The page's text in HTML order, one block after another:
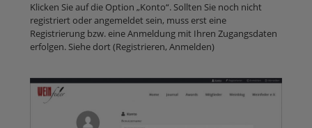
Klicken Sie auf die Option „Konto“. Sollten Sie noch nicht
registriert oder angemeldet sein, muss erst eine
Registrierung bzw. eine Anmeldung mit Ihren Zugangsdaten
erfolgen. Siehe dort (Registrieren, Anmelden)